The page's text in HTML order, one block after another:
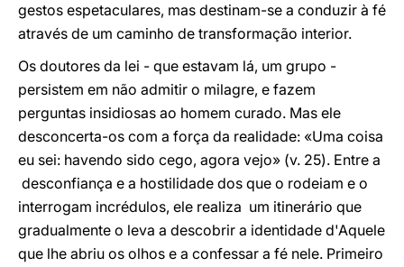
gestos espetaculares, mas destinam-se a conduzir à fé
através de um caminho de transformação interior.
Os doutores da lei - que estavam lá, um grupo -
persistem em não admitir o milagre, e fazem
perguntas insidiosas ao homem curado. Mas ele
desconcerta-os com a força da realidade: «Uma coisa
eu sei: havendo sido cego, agora vejo» (v. 25). Entre a
desconfiança e a hostilidade dos que o rodeiam e o
interrogam incrédulos, ele realiza um itinerário que
gradualmente o leva a descobrir a identidade d'Aquele
que lhe abriu os olhos e a confessar a fé nele. Primeiro